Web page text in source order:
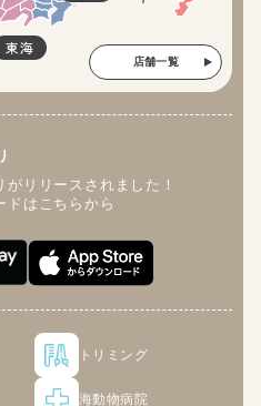
東海
店舗一覧
がリリースされました！
ドはこちらから
トリミング
海動物病院